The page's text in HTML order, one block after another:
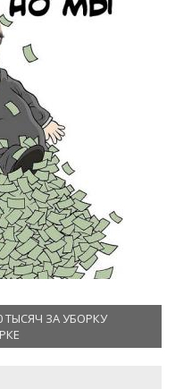
ЗА УБОРКУ